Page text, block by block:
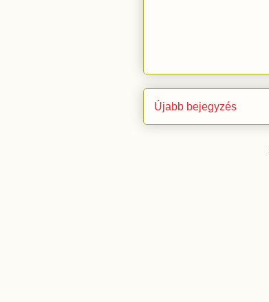
Újabb bejegyzés